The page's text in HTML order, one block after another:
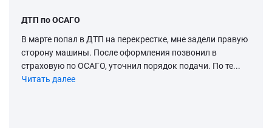
ДТП по ОСАГО
В марте попал в ДТП на перекрестке, мне задели правую
сторону машины. После оформления позвонил в
страховую по ОСАГО, уточнил порядок подачи. По те...
Читать далее